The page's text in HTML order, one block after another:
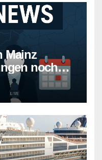
Mainz
noch